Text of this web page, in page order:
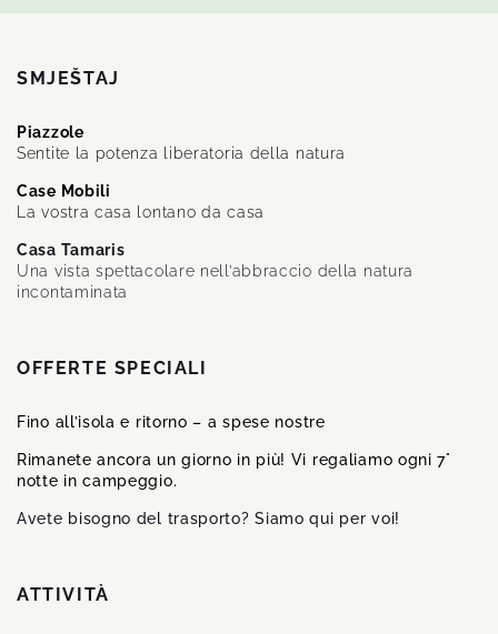
SMJEŠTAJ
Piazzole
Sentite la potenza liberatoria della natura
Case Mobili
La vostra casa lontano da casa
Casa Tamaris
Una vista spettacolare nell’abbraccio della natura
incontaminata
OFFERTE SPECIALI
Fino all’isola e ritorno – a spese nostre
Rimanete ancora un giorno in più! Vi regaliamo ogni 7°
notte in campeggio.
Avete bisogno del trasporto? Siamo qui per voi!
ATTIVITÀ